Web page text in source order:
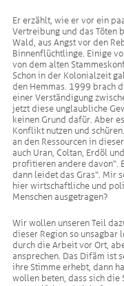
Er erzählt, wie er vor ein
Vertreibung und das Töten
Wald, aus Angst vor den
Binnenflüchtlinge. Einige
von dem alten
Schon in der Kolonialzeit
den Hemmas. 1999 brach
einer Verständigung
jetzt diese unglaubliche
keinen Grund dafür. Aber
Konflikt nutzen und
an den Ressourcen in
auch Uran, Coltan, Erdöl
profitieren andere davon“.
dann leidet das Gras“. Mir
hier wirtschaftliche und
Menschen ausgetragen?
Wir wollen unseren Teil
dieser Region so unsagbar
durch die Arbeit vor Ort,
ansprechen. Das Difäm ist
ihre Stimme erhebt, dann
wollen beten, dass sich die